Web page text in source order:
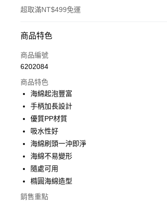
超取滿NT$499免運
付款方式
信用卡一次付款
LINE Pay
Apple Pay
街口支付
悠遊付
AFTEE先享後付
相關說明
【關於「AFTEE先享後付」】
AFTEE先享後付是「在收到商品之後才付款」的支付
ATM付款
商品特色
商品編號
6202084
商品特色
海綿起泡豐富
手柄加長設計
優質PP材質
吸水性好
海綿刷頭一沖即淨
海綿不易變形
隨處可用
橢圓海綿造型
銷售重點